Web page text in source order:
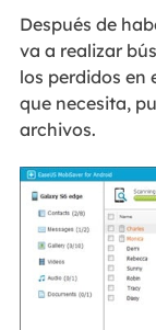
Después de
va a realizar
los perdidos en
que necesita,
archivos.